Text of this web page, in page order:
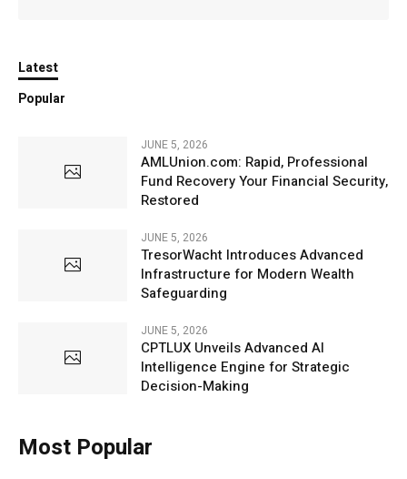
Latest
Popular
JUNE 5, 2026
AMLUnion.com: Rapid, Professional
Fund Recovery Your Financial Security,
Restored
JUNE 5, 2026
TresorWacht Introduces Advanced
Infrastructure for Modern Wealth
Safeguarding
JUNE 5, 2026
CPTLUX Unveils Advanced AI
Intelligence Engine for Strategic
Decision-Making
Most Popular